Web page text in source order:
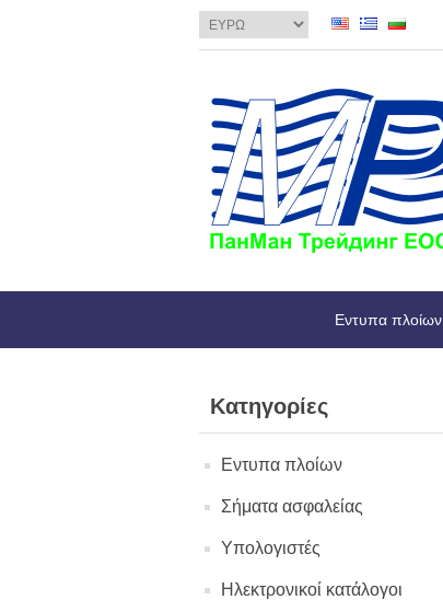
Εντυπα πλοίων
Κατηγορίες
Εντυπα πλοίων
Σήματα ασφαλείας
Υπολογιστές
Ηλεκτρονικοί κατάλογοι